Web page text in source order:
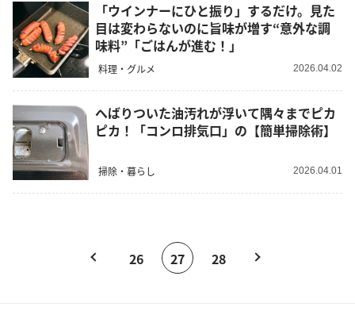
「ウインナーにひと振り」するだけ。見た
目は変わらないのに旨味が増す“意外な調
味料”「ごはんが進む！」
料理・グルメ 2026.04.02
へばりついた油汚れが浮いて隅々までピカ
ピカ！「コンロ排気口」の【簡単掃除術】
掃除・暮らし 2026.04.01
26 27 28